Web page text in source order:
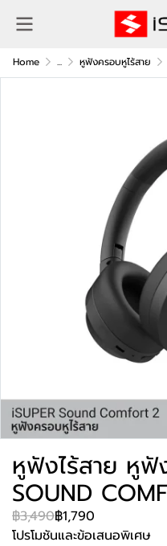
Home ... หูฟังครอบหูไร้สาย
หูฟังไร้สาย หูฟั
SOUND
฿3,490฿1,790
โปรโมชันและข้อเสนอพิเศษ